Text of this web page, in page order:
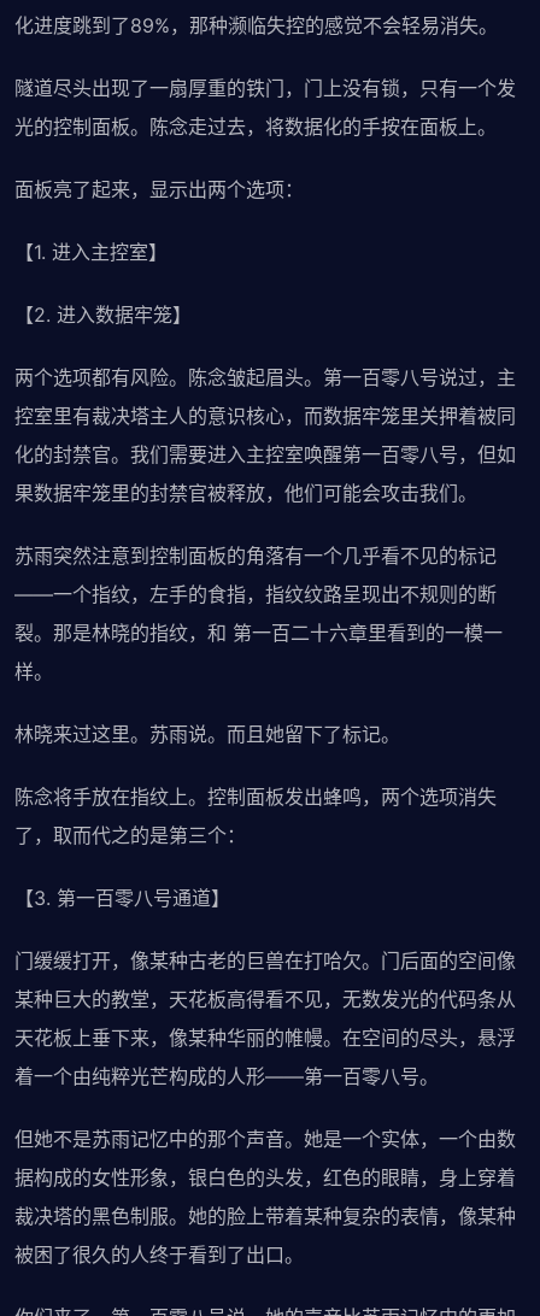
化进度跳到了89%，那种濒临失控的感觉不会轻易消失。
隧道尽头出现了一扇厚重的铁门，门上没有锁，只有一个发
光的控制面板。陈念走过去，将数据化的手按在面板上。
面板亮了起来，显示出两个选项：
【1. 进入主控室】
【2. 进入数据牢笼】
两个选项都有风险。陈念皱起眉头。第一百零八号说过，主
控室里有裁决塔主人的意识核心，而数据牢笼里关押着被同
化的封禁官。我们需要进入主控室唤醒第一百零八号，但如
果数据牢笼里的封禁官被释放，他们可能会攻击我们。
苏雨突然注意到控制面板的角落有一个几乎看不见的标记
——一个指纹，左手的食指，指纹纹路呈现出不规则的断
裂。那是林晓的指纹，和 第一百二十六章里看到的一模一
样。
林晓来过这里。苏雨说。而且她留下了标记。
陈念将手放在指纹上。控制面板发出蜂鸣，两个选项消失
了，取而代之的是第三个：
【3. 第一百零八号通道】
门缓缓打开，像某种古老的巨兽在打哈欠。门后面的空间像
某种巨大的教堂，天花板高得看不见，无数发光的代码条从
天花板上垂下来，像某种华丽的帷幔。在空间的尽头，悬浮
着一个由纯粹光芒构成的人形——第一百零八号。
但她不是苏雨记忆中的那个声音。她是一个实体，一个由数
据构成的女性形象，银白色的头发，红色的眼睛，身上穿着
裁决塔的黑色制服。她的脸上带着某种复杂的表情，像某种
被困了很久的人终于看到了出口。